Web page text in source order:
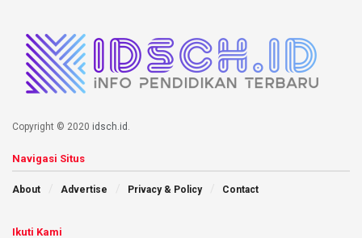
Copyright © 2020 idsch.id .
Navigasi Situs
About Advertise Privacy & Policy Contact
Ikuti Kami